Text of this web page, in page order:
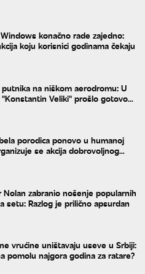
konačno rade zajedno:
koju korisnici godinama čekaju
na niškom aerodromu: U
Veliki" prošlo gotovo
porodica ponovo u humanoj
se akcija dobrovoljnog
zabranio nošenje popularnih
setu: Razlog je prilično apsurdan
vrućine uništavaju useve u Srbiji:
pomolu najgora godina za ratare?